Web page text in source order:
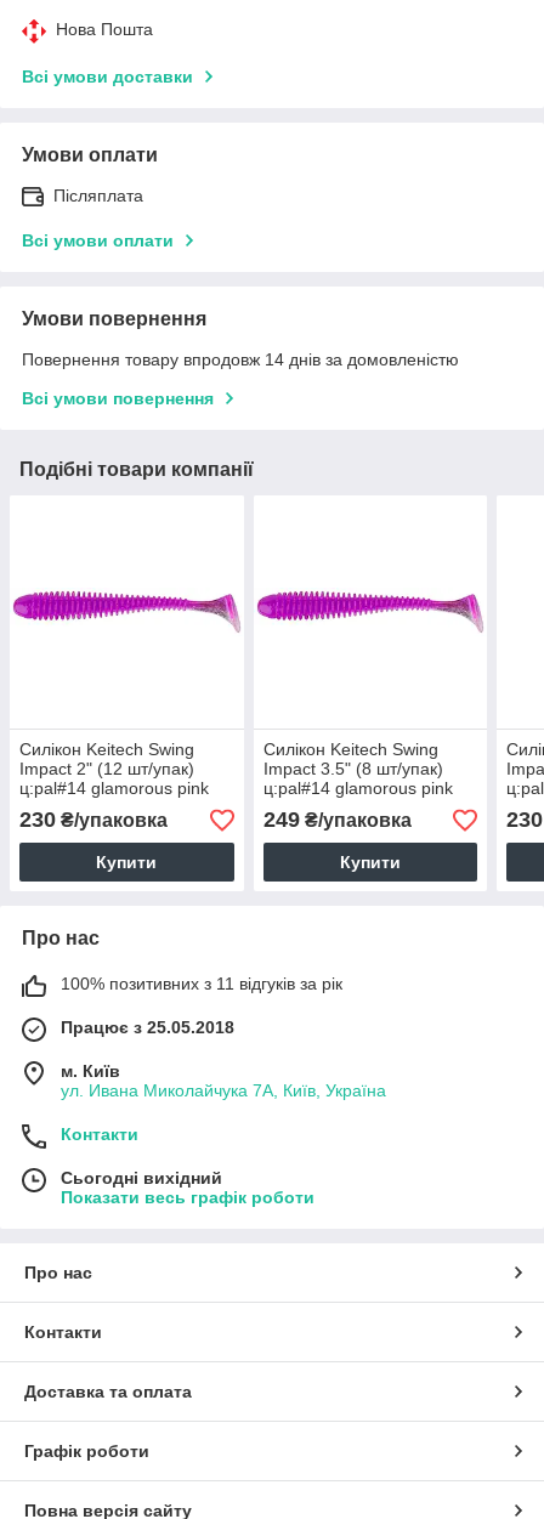
Нова Пошта
Всі умови доставки
Умови оплати
Післяплата
Всі умови оплати
Умови повернення
Повернення товару впродовж 14 днів за домовленістю
Всі умови повернення
Подібні товари компанії
Силікон Keitech Swing
Impact 2" (12 шт/упак)
ц:pal#14 glamorous pink
230 ₴/упаковка
Купити
Силікон Keitech Swing
Impact 3.5" (8 шт/упак)
ц:pal#14 glamorous pink
249₴/упаковка
Купити
230
Про нас
100% позитивних з 11 відгуків за рік
Працює з 25.05.2018
м. Київ
ул. Ивана Миколайчука 7А, Київ, Україна
Контакти
Сьогодні вихідний
Показати весь графік роботи
Про нас
Контакти
Доставка та оплата
Графік роботи
Повна версія сайту